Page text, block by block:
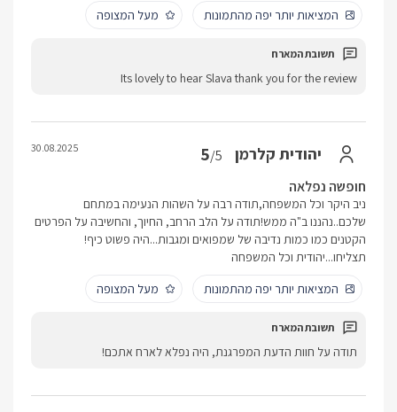
המציאות יותר יפה מהתמונות
מעל המצופה
Its lovely to hear Slava thank you for the review
יהודית קלרמן 5/5
30.08.2025
חופשה נפלאה
ניב היקר וכל המשפחה,תודה רבה על השהות הנעימה במתחם
שלכם..נהננו ב"ה ממש!תודה על הלב הרחב, החיוך, והחשיבה על הפרטים
הקטנים כמו כמות נדיבה של שמפואים ומגבות...היה פשוט כיף!
תצליחו...יהודית וכל המשפחה
המציאות יותר יפה מהתמונות
מעל המצופה
תודה על חוות הדעת המפרגנת, היה נפלא לארח אתכם!